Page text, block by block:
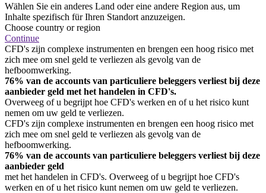
Wählen Sie ein anderes Land oder eine andere Region aus, um
Inhalte spezifisch für Ihren Standort anzuzeigen.
Choose country or region
Continue
CFD's zijn complexe instrumenten en brengen een hoog risico met
zich mee om snel geld te verliezen als gevolg van de
hefboomwerking.
76% van de accounts van particuliere beleggers verliest bij deze
aanbieder geld met het handelen in CFD's.
Overweeg of u begrijpt hoe CFD's werken en of u het risico kunt
nemen om uw geld te verliezen.
CFD's zijn complexe instrumenten en brengen een hoog risico met
zich mee om snel geld te verliezen als gevolg van de
hefboomwerking.
76% van de accounts van particuliere beleggers verliest bij deze
aanbieder geld
met het handelen in CFD's. Overweeg of u begrijpt hoe CFD's
werken en of u het risico kunt nemen om uw geld te verliezen.